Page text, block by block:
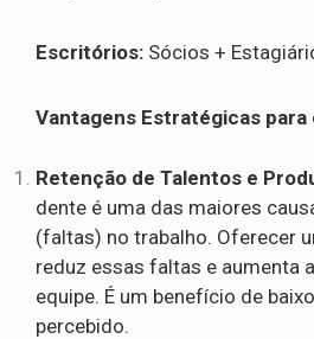
Escritórios: Sócios +
Vantagens Estratégicas para
Retenção de Talentos e
dente é uma das maiores
(faltas) no trabalho. Oferecer
reduz essas faltas e aumenta
equipe. É um benefício de
percebido.